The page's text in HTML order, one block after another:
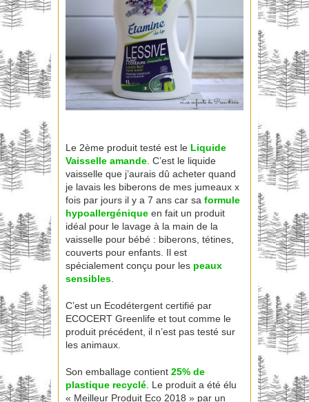
Le 2ème produit testé est le Liquide
Vaisselle amande . C’est le liquide
vaisselle que j’aurais dû acheter quand
je lavais les biberons de mes jumeaux x
fois par jours il y a 7 ans car sa formule
hypoallergénique en fait un produit
idéal pour le lavage à la main de la
vaisselle pour bébé : biberons, tétines,
couverts pour enfants. Il est
spécialement conçu pour les peaux
sensibles
C’est un Ecodétergent certifié par
ECOCERT Greenlife et tout comme le
produit précédent, il n’est pas testé sur
les animaux.
Son emballage contient 25% de
plastique recyclé . Le produit a été élu
« Meilleur Produit Eco 2018 » par un